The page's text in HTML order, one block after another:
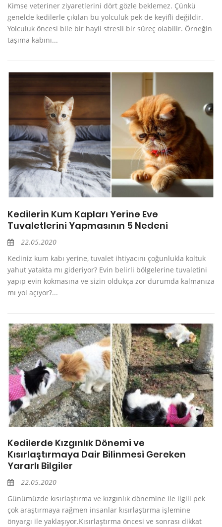
Kimse veteriner ziyaretlerini dört gözle beklemez. Çünkü
genelde kedilerle çıkılan bu yolculuk pek de keyifli değildir.
Yolculuk öncesi bile bir hayli stresli bir süreç olabilir. Örneğin
taşıma kabını...
Kedilerin Kum Kapları Yerine Eve
Tuvaletlerini Yapmasının 5 Nedeni
22.05.2020
Kediniz kum kabı yerine, tuvalet ihtiyacını çoğunlukla koltuk
yahut yatakta mı gideriyor? Evin belirli bölgelerine tuvaletini
yapıp evin kokmasına ve sizin oldukça zor durumda kalmanıza
mı yol açıyor?...
Kedilerde Kızgınlık Dönemi ve
Kısırlaştırmaya Dair Bilinmesi Gereken
Yararlı Bilgiler
22.05.2020
Günümüzde kısırlaştırma ve kızgınlık dönemine ile ilgili pek
çok araştırmaya rağmen insanlar kısırlaştırma işlemine
önyargı ile yaklaşıyor.Kısırlaştırma öncesi ve sonrası dikkat